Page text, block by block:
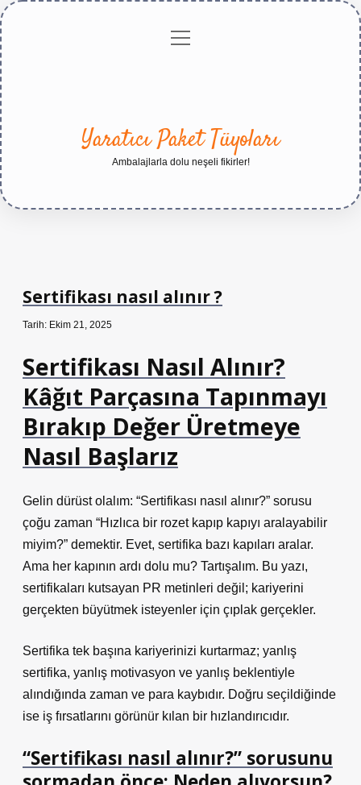
Gizlilikmenüyü
Yaratıcı Paket Tüyoları
Ambalajlarla dolu neşeli fikirler!
Sertifikası nasıl alınır ?
Tarih: Ekim 21, 2025
Sertifikası Nasıl Alınır?
Kâğıt Parçasına Tapınmayı
Bırakıp Değer Üretmeye
Nasıl Başlarız
Gelin dürüst olalım: “Sertifikası nasıl alınır?” sorusu
çoğu zaman “Hızlıca bir rozet kapıp kapıyı aralayabilir
miyim?” demektir. Evet, sertifika bazı kapıları aralar.
Ama her kapının ardı dolu mu? Tartışalım. Bu yazı,
sertifikaları kutsayan PR metinleri değil; kariyerini
gerçekten büyütmek isteyenler için çıplak gerçekler.
Sertifika tek başına kariyerinizi kurtarmaz; yanlış
sertifika, yanlış motivasyon ve yanlış beklentiyle
alındığında zaman ve para kaybıdır. Doğru seçildiğinde
ise iş fırsatlarını görünür kılan bir hızlandırıcıdır.
“Sertifikası nasıl alınır?” sorusunu